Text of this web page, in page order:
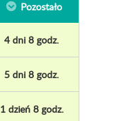
Pozostało
4 dni 8 godz.
5 dni 8 godz.
1 dzień 8 godz.